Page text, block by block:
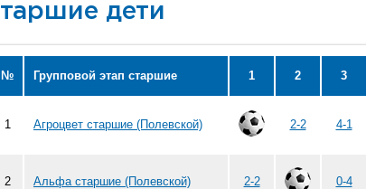
дети
№ Групповой этап старшие 1 2 3
1 Агроцвет старшие (Полевской) 2-2 4-1
2 Альфа старшие (Полевской) 2-2 0-4